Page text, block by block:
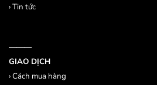
›Tin tức
———
GIAO DỊCH
›Cách mua hàng